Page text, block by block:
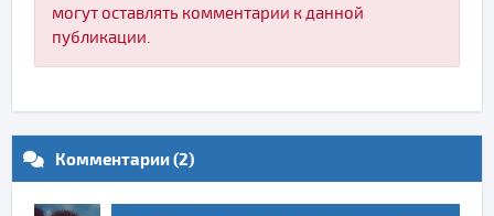
могут оставлять комментарии к данной
публикации.
Комментарии (2)